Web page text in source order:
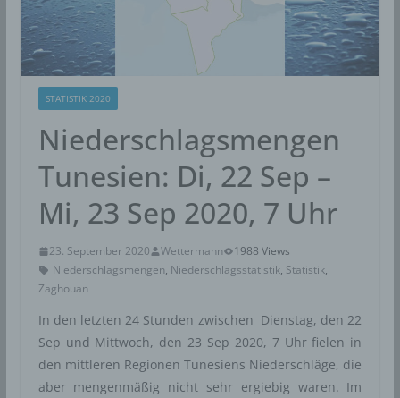
STATISTIK 2020
Niederschlagsmengen
Tunesien: Di, 22 Sep –
Mi, 23 Sep 2020, 7 Uhr
23. September 2020 Wettermann
1988 Views
Niederschlagsmengen, Niederschlagsstatistik, Statistik,
Zaghouan
In den letzten 24 Stunden zwischen Dienstag, den 22
Sep und Mittwoch, den 23 Sep 2020, 7 Uhr fielen in
den mittleren Regionen Tunesiens Niederschläge, die
aber mengenmäßig nicht sehr ergiebig waren. Im